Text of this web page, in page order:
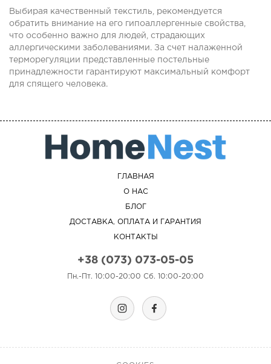
Выбирая качественный текстиль, рекомендуется
обратить внимание на его гипоаллергенные свойства,
что особенно важно для людей, страдающих
аллергическими заболеваниями. За счет налаженной
терморегуляции представленные постельные
принадлежности гарантируют максимальный комфорт
для спящего человека.
ГЛАВНАЯ
О НАС
БЛОГ
ДОСТАВКА, ОПЛАТА И ГАРАНТИЯ
КОНТАКТЫ
+38 (073) 073-05-05
Пн.-Пт. 10:00-20:00 Сб. 10:00-20:00